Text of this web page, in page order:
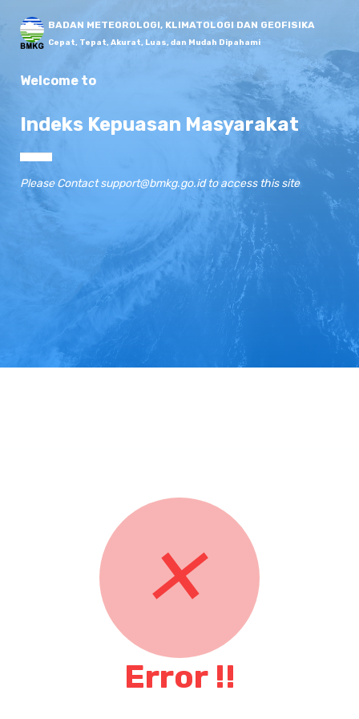
BADAN METEOROLOGI, KLIMATOLOGI DAN GEOFISIKA
Cepat, Tepat, Akurat, Luas, dan Mudah Dipahami
Welcome to
Indeks Kepuasan Masyarakat
Please Contact support@bmkg.go.id to access this site
✕
Error !!